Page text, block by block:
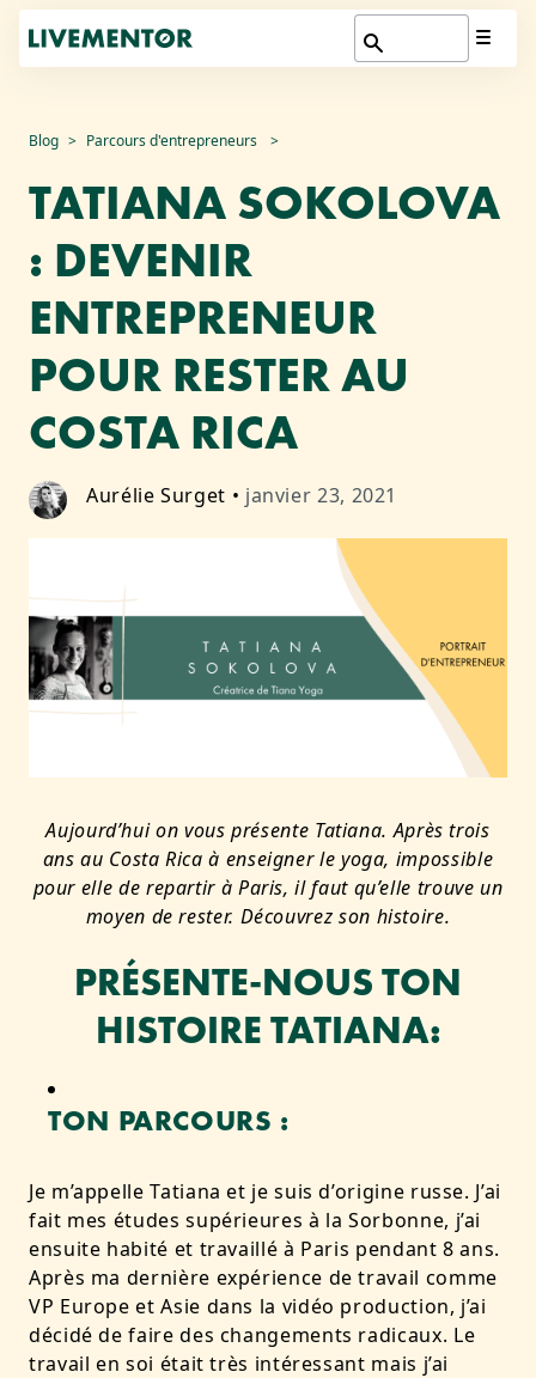
Aller
contenu
Blog Parcours d'entrepreneurs
TATIANA SOKOLOVA
: DEVENIR
ENTREPRENEUR
POUR RESTER AU
COSTA RICA
Aurélie Surget • janvier 23, 2021
Aujourd’hui on vous présente Tatiana. Après trois
ans au Costa Rica à enseigner le yoga, impossible
pour elle de repartir à Paris, il faut qu’elle trouve un
moyen de rester. Découvrez son histoire.
PRÉSENTE-NOUS TON
HISTOIRE TATIANA:
TON PARCOURS :
Je m’appelle Tatiana et je suis d’origine russe. J’ai
fait mes études supérieures à la Sorbonne, j’ai
ensuite habité et travaillé à Paris pendant 8 ans.
Après ma dernière expérience de travail comme
VP Europe et Asie dans la vidéo production, j’ai
décidé de faire des changements radicaux. Le
travail en soi était très intéressant mais j’ai